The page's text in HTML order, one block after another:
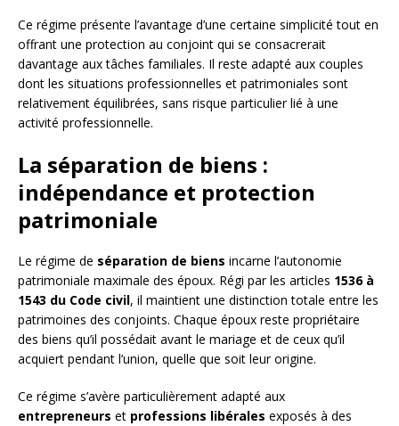
Ce régime présente l’avantage d’une certaine simplicité tout en
offrant une protection au conjoint qui se consacrerait
davantage aux tâches familiales. Il reste adapté aux couples
dont les situations professionnelles et patrimoniales sont
relativement équilibrées, sans risque particulier lié à une
activité professionnelle.
La séparation de biens :
indépendance et protection
patrimoniale
Le régime de séparation de biens incarne l’autonomie
patrimoniale maximale des époux. Régi par les articles 1536 à
1543 du Code civil, il maintient une distinction totale entre les
patrimoines des conjoints. Chaque époux reste propriétaire
des biens qu’il possédait avant le mariage et de ceux qu’il
acquiert pendant l’union, quelle que soit leur origine.
Ce régime s’avère particulièrement adapté aux
entrepreneurs et professions libérales exposés à des